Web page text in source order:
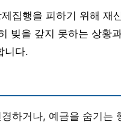
집행을 피하기 위해 재
빚을 갚지 못하는 상황
니다.
하거나, 예금을 숨기는